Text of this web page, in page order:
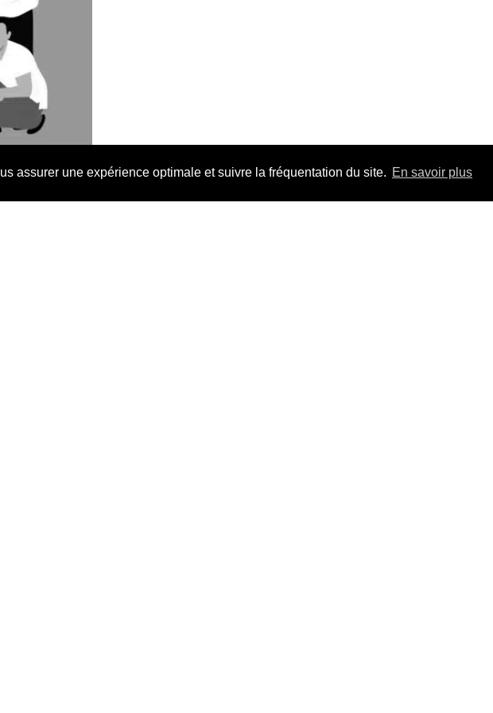
assurer une expérience optimale et suivre la fréquentation du site. En savoir plus
Adhérez à